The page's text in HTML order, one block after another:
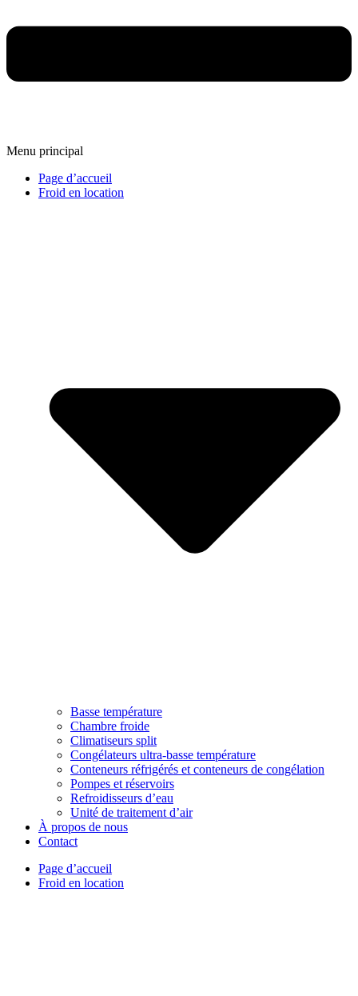
Menu principal
Page d’accueil
Froid en location
Basse température
Chambre froide
Climatiseurs split
Congélateurs ultra-basse température
Conteneurs réfrigérés et conteneurs de congélation
Pompes et réservoirs
Refroidisseurs d’eau
Unité de traitement d’air
À propos de nous
Contact
Page d’accueil
Froid en location